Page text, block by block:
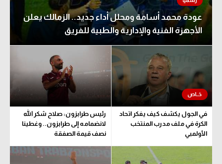
عودة محمد أسامة ومحلل أداء جديد.. الزمالك يعلن
الأجهزة الفنية والإدارية والطبية للفريق
في الجول يكشف كيف يفكر اتحاد
الكرة في ملف مدرب المنتخب
الأولمبي
رئيس طرابزون: صلاح شكر الله
لانضمامه إلى طرابزون.. وغطينا
نصف قيمة الصفقة